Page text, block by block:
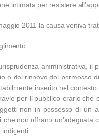
intimata per resistere
2011 la causa veniva
amministrativa, il
e del rinnovo del permesso
inserito nel
per il pubblico erario
non in possesso di un
che non offrano